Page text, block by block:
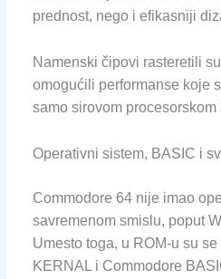
prednost, nego i efikasniji
Namenski čipovi rasteretili
omogućili performanse koje
samo sirovom procesorskom
Operativni sistem, BASIC i
Commodore 64 nije imao
savremenom smislu, poput
Umesto toga, u ROM-u su
KERNAL i Commodore